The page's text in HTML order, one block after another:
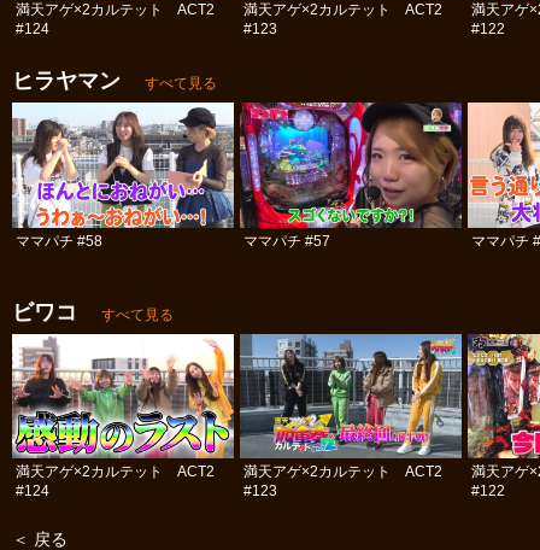
満天アゲ×2カルテット ACT2
#124
満天アゲ×2カルテット ACT2
#123
満天アゲ
#122
ヒラヤマン すべて見る
ママパチ #58 ママパチ #57 ママパチ
ビワコ すべて見る
満天アゲ×2カルテット ACT2
#124
満天アゲ×2カルテット ACT2
#123
満天アゲ
#122
＜ 戻る